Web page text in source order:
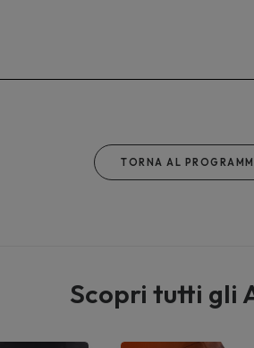
TORNA AL
Scopri tutti gli